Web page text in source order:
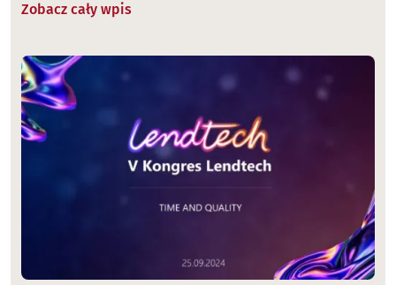
Zobacz cały wpis
Image